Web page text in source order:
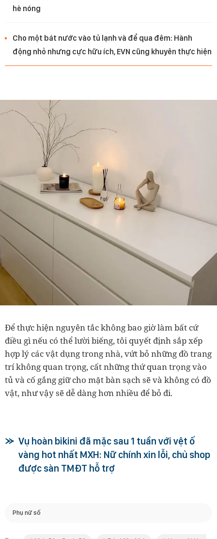
hè nóng
Cho một bát nước vào tủ lạnh và để qua đêm: Hành
động nhỏ nhưng cực hữu ích, EVN cũng khuyên thực hiện
Để thực hiện nguyên tắc không bao giờ làm bất cứ
điều gì nếu có thể lười biếng, tôi quyết định sắp xếp
hợp lý các vật dụng trong nhà, vứt bỏ những đồ trang
trí không quan trọng, cất những thứ quan trọng vào
tủ và cố gắng giữ cho mặt bàn sạch sẽ và không có đồ
vật, như vậy sẽ dễ dàng hơn nhiều để bỏ đi.
Vụ hoàn bikini đã mặc sau 1 tuần với vệt ố
vàng hot nhất MXH: Nữ chính xin lỗi, chủ shop
được sàn TMĐT hỗ trợ
Phụ nữ số